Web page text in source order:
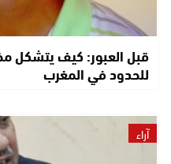
قبل العبور: كيف يتشكل
للحدود في المغرب
آراء